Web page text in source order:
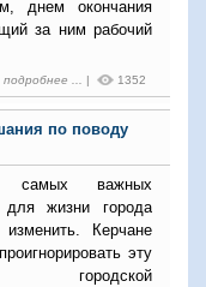
днем окончания
за ним рабочий
подробнее ... | 1352
по поводу
важных
для жизни города
изменить. Керчане
эту
городской